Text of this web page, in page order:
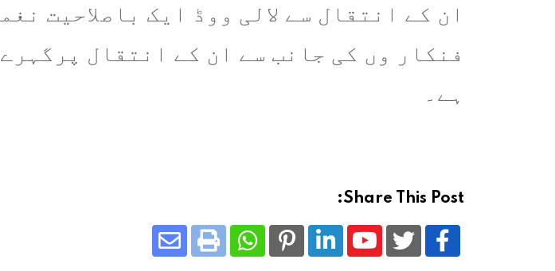
ان کے انتقال سے لالی ووڈ ایک باصلاحیت
فنکار وں کی جانب سے ان کے انتقال
ہے۔
Share This Post:
Youtube
LinkedIn
Pinterest
Whatsapp
Print
Share